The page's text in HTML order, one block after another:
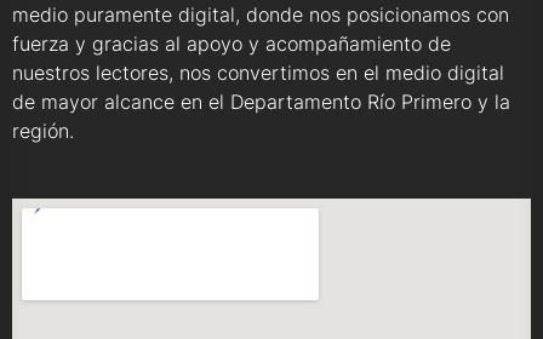
medio puramente digital, donde nos posicionamos con
fuerza y gracias al apoyo y acompañamiento de
nuestros lectores, nos convertimos en el medio digital
de mayor alcance en el Departamento Río Primero y la
región.